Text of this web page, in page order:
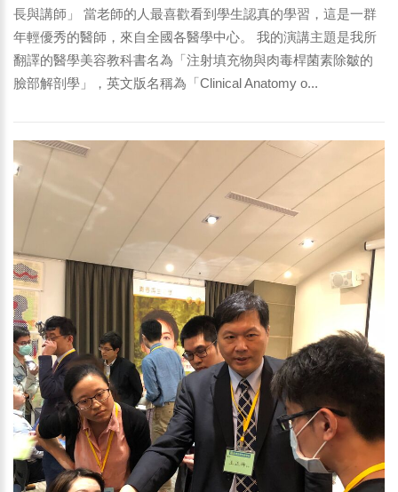
長與講師」 當老師的人最喜歡看到學生認真的學習，這是一群
年輕優秀的醫師，來自全國各醫學中心。 我的演講主題是我所
翻譯的醫學美容教科書名為「注射填充物與肉毒桿菌素除皺的
臉部解剖學」，英文版名稱為「Clinical Anatomy o...